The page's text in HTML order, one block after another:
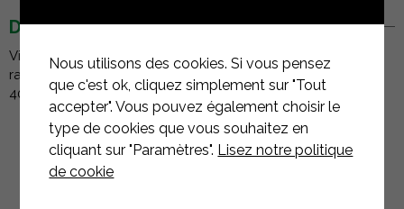
DESCRIPTION
Vis à bois à tête plate 8x100 qui garantit un montage
rapide et sûr sans pré-perçage. entraînement : T-Drive (T-
40), fil : fil complet. Matériau : Acier inox A2
Nous utilisons des cookies. Si vous pensez
que c'est ok, cliquez simplement sur "Tout
accepter". Vous pouvez également choisir le
type de cookies que vous souhaitez en
cliquant sur "Paramètres". Lisez notre politique
de cookie